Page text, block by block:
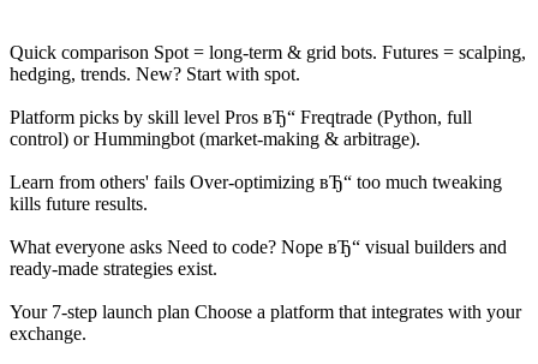
Quick comparison Spot = long-term & grid bots. Futures = scalping,
hedging, trends. New? Start with spot.
Platform picks by skill level Pros вЂ“ Freqtrade (Python, full
control) or Hummingbot (market-making & arbitrage).
Learn from others' fails Over-optimizing вЂ“ too much tweaking
kills future results.
What everyone asks Need to code? Nope вЂ“ visual builders and
ready-made strategies exist.
Your 7-step launch plan Choose a platform that integrates with your
exchange.